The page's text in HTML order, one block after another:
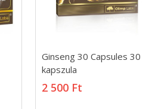
Ginseng 30 Capsules 30
kapszula
2 500 Ft
Ginseng 30 Capsules 30
kapszula
2 500 Ft